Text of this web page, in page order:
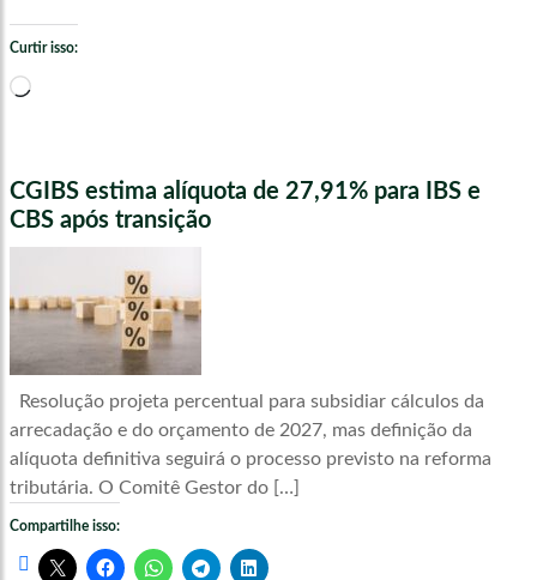
Curtir isso:
Carregando...
CGIBS estima alíquota de 27,91% para IBS e
CBS após transição
Resolução projeta percentual para subsidiar cálculos da
arrecadação e do orçamento de 2027, mas definição da
alíquota definitiva seguirá o processo previsto na reforma
tributária. O Comitê Gestor do […]
Compartilhe isso: